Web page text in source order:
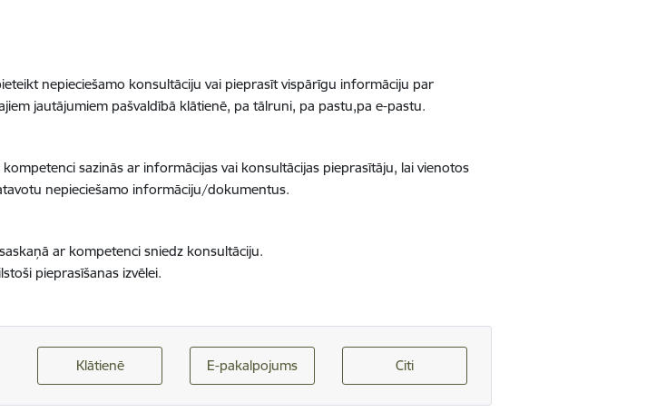
nepieciešamo konsultāciju vai pieprasīt vispārīgu informāciju par
jautājumiem pašvaldībā klātienē, pa tālruni, pa pastu,pa e-pastu.
sazinās ar informācijas vai konsultācijas pieprasītāju, lai vienotos
nepieciešamo informāciju/dokumentus.
ar kompetenci sniedz konsultāciju.
pieprasīšanas izvēlei.
Klātienē E-pakalpojums Citi